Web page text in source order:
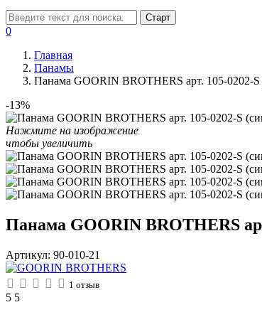
Старт
0
Главная
Панамы
Панама GOORIN BROTHERS арт. 105-0202-
-13%
Нажмите на изображение
чтобы увеличить
Панама GOORIN BROTHERS
Артикул: 90-010-21
1 отзыв
5 5